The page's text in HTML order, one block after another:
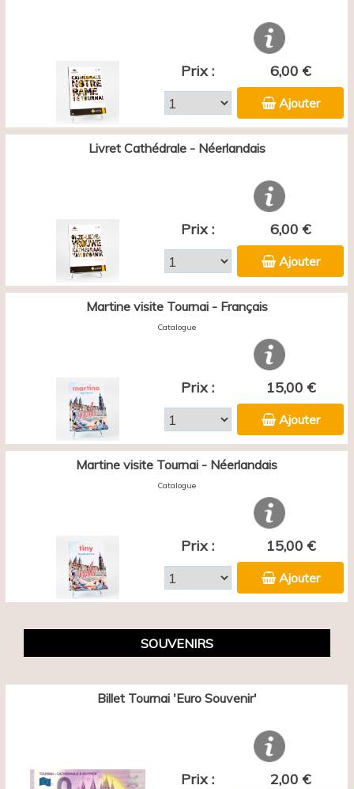
Prix : 6,00 €
Ajouter
Livret Cathédrale - Néerlandais
Prix : 6,00 €
Ajouter
Martine visite Tournai - Français
Catalogue
Prix : 15,00 €
Ajouter
Martine visite Tournai - Néerlandais
Catalogue
Prix : 15,00 €
Ajouter
SOUVENIRS
Billet Tournai 'Euro Souvenir'
Prix : 2,00 €